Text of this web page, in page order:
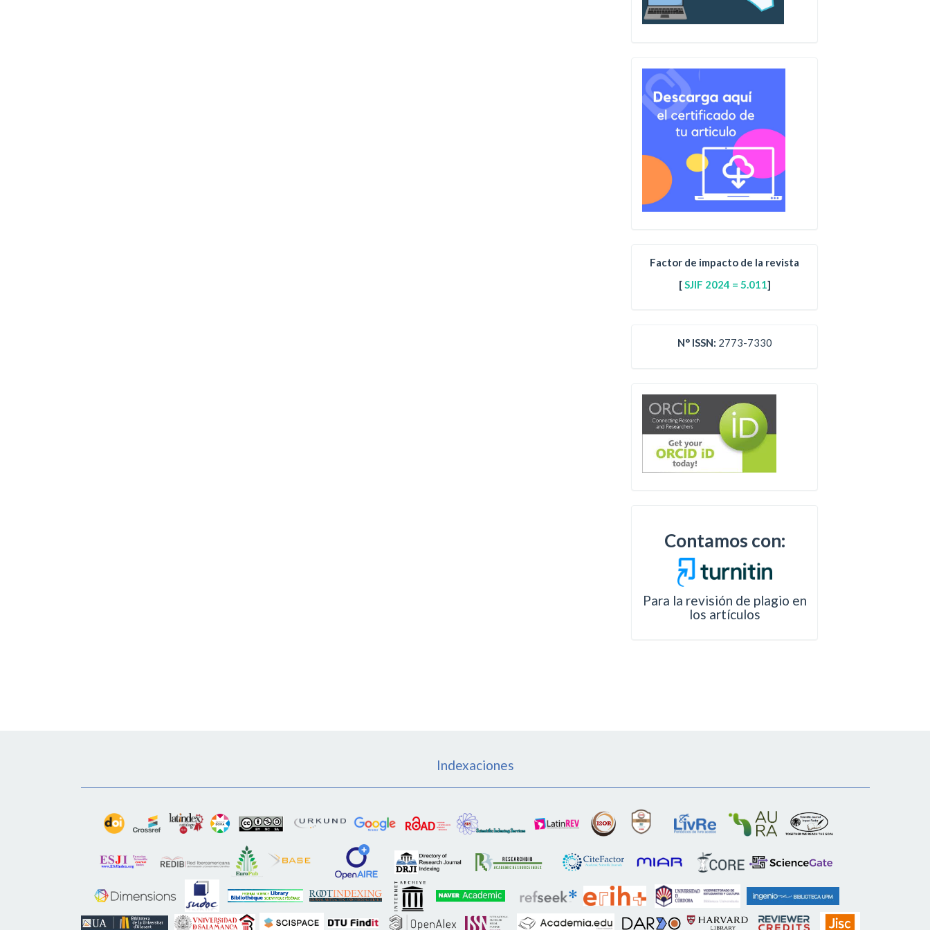
Factor de impacto de la revista
[ SJIF 2024 = 5.011]
N° ISSN: 2773-7330
Contamos con:
Para la revisión de plagio en
los artículos
Indexaciones